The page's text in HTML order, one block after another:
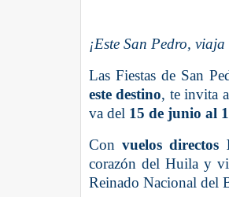
¡Este San Pedro,
Las Fiestas de San
este destino, te invita
va del 15 de junio al
Convuelos directos
corazón del Huila y
Reinado Nacional del